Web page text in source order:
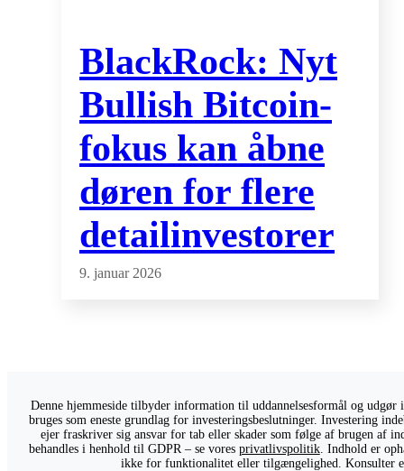
BlackRock: Nyt
Bullish Bitcoin-
fokus kan åbne
døren for flere
detailinvestorer
9. januar 2026
Denne hjemmeside tilbyder information til uddannelsesformål og
bruges som eneste grundlag for investeringsbeslutninger. Investering
ejer fraskriver sig ansvar for tab eller skader som følge af brugen af
behandles i henhold til GDPR – se vores privatlivspolitik. Indhold er
ikke for funktionalitet eller tilgængelighed. Konsulter